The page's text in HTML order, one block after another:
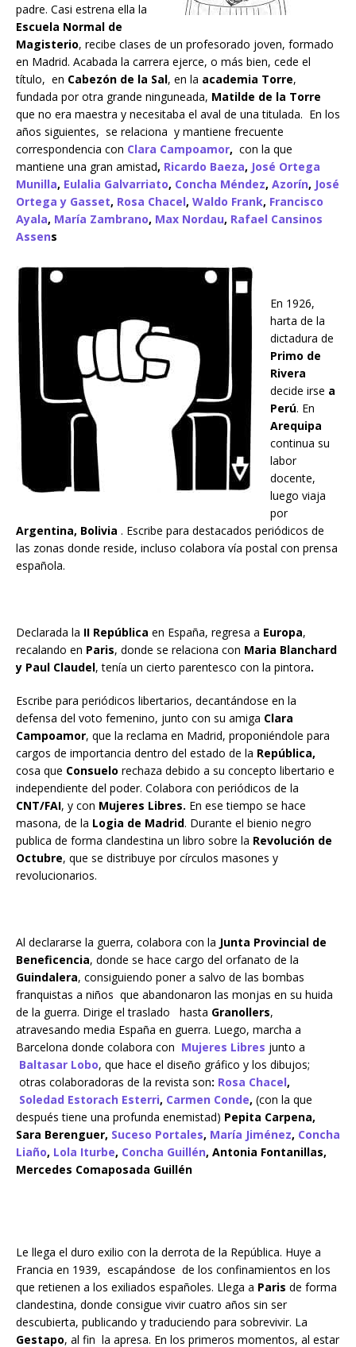
padre. Casi estrena ella la
Escuela Normal de
Magisterio, recibe clases de un profesorado joven, formado
en Madrid. Acabada la carrera ejerce, o más bien, cede el
título, en Cabezón de la Sal, en la academia Torre,
fundada por otra grande ninguneada, Matilde de la Torre
que no era maestra y necesitaba el aval de una titulada. En los
años siguientes, se relaciona y mantiene frecuente
correspondencia con Clara Campoamor, con la que
mantiene una gran amistad, Ricardo Baeza, José Ortega
Munilla, Eulalia Galvarriato, Concha Méndez, Azorín, José
Ortega y Gasset, Rosa Chacel, Waldo Frank, Francisco
Ayala, María Zambrano, Max Nordau, Rafael Cansinos
Assens
En 1926,
harta de la
dictadura de
Primo de
Rivera
decide irse a
Perú. En
Arequipa
continua su
labor
docente,
luego viaja
por
Argentina, Bolivia . Escribe para destacados periódicos de
las zonas donde reside, incluso colabora vía postal con prensa
española.
Declarada la II República en España, regresa a Europa,
recalando en Paris, donde se relaciona con Maria Blanchard
y Paul Claudel, tenía un cierto parentesco con la pintora.
Escribe para periódicos libertarios, decantándose en la
defensa del voto femenino, junto con su amiga Clara
Campoamor, que la reclama en Madrid, proponiéndole para
cargos de importancia dentro del estado de la República,
cosa que Consuelo rechaza debido a su concepto libertario e
independiente del poder. Colabora con periódicos de la
CNT/FAI, y con Mujeres Libres. En ese tiempo se hace
masona, de la Logia de Madrid. Durante el bienio negro
publica de forma clandestina un libro sobre la Revolución de
Octubre, que se distribuye por círculos masones y
revolucionarios.
Al declararse la guerra, colabora con la Junta Provincial de
Beneficencia, donde se hace cargo del orfanato de la
Guindalera, consiguiendo poner a salvo de las bombas
franquistas a niños que abandonaron las monjas en su huida
de la guerra. Dirige el traslado hasta Granollers,
atravesando media España en guerra. Luego, marcha a
Barcelona donde colabora con Mujeres Libres junto a
Baltasar Lobo, que hace el diseño gráfico y los dibujos;
otras colaboradoras de la revista son: Rosa Chacel,
Soledad Estorach Esterri, Carmen Conde, (con la que
después tiene una profunda enemistad) Pepita Carpena,
Sara Berenguer, Suceso Portales, María Jiménez, Concha
Liaño, Lola Iturbe, Concha Guillén, Antonia Fontanillas,
Mercedes Comaposada Guillén
Le llega el duro exilio con la derrota de la República. Huye a
Francia en 1939, escapándose de los confinamientos en los
que retienen a los exiliados españoles. Llega a Paris de forma
clandestina, donde consigue vivir cuatro años sin ser
descubierta, publicando y traduciendo para sobrevivir. La
Gestapo, al fin la apresa. En los primeros momentos, al estar